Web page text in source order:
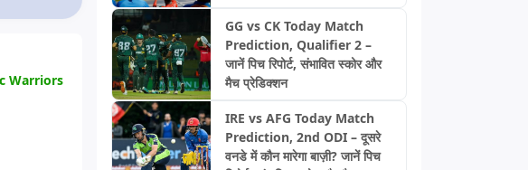
Warriors
GG vs CK Today Match
Prediction, Qualifier 2 –
जानें पिच रिपोर्ट, संभावित स्कोर और
मैच प्रेडिक्शन
IRE vs AFG Today Match
Prediction, 2nd ODI – दूसरे
वनडे में कौन मारेगा बाज़ी? जानें पिच